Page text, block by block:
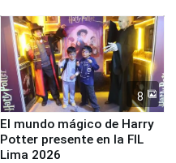
la UGEL 2
8
El mundo mágico de Harry
Potter presente en la FIL
Lima 2026